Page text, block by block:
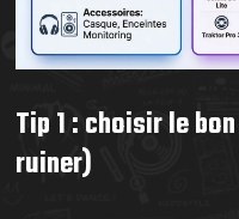
Tip 1 : choisir le
ruiner)